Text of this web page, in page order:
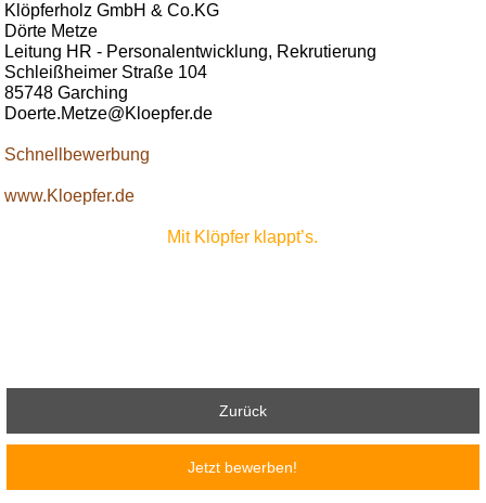
Klöpferholz GmbH & Co.KG
Dörte Metze
Leitung HR - Personalentwicklung, Rekrutierung
Schleißheimer Straße 104
85748 Garching
Doerte.Metze@Kloepfer.de
Schnellbewerbung
www.Kloepfer.de
Mit Klöpfer klappt’s.
Zurück
Jetzt bewerben!